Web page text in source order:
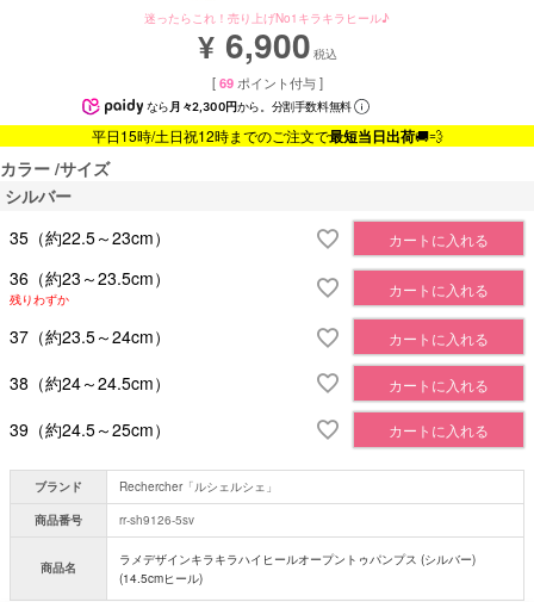
迷ったらこれ！売り上げNo1キラキラヒール♪
¥ 6,900 税込
[ 69 ポイント付与 ]
なら月々2,300円から。分割手数料無料
平日15時/土日祝12時までのご注文で最短当日出荷🚚💨
カラー サイズ
シルバー
35（約22.5～23cm）
カートに入れる
36（約23～23.5cm）
残りわずか
カートに入れる
37（約23.5～24cm） カートに入れる
38（約24～24.5cm） カートに入れる
39（約24.5～25cm） カートに入れる
ブランド
Rechercher「ルシェルシェ」
商品番号
rr-sh9126-5sv
商品名
ラメデザインキラキラハイヒールオープントゥパンプス (シルバー)
(14.5cmヒール)